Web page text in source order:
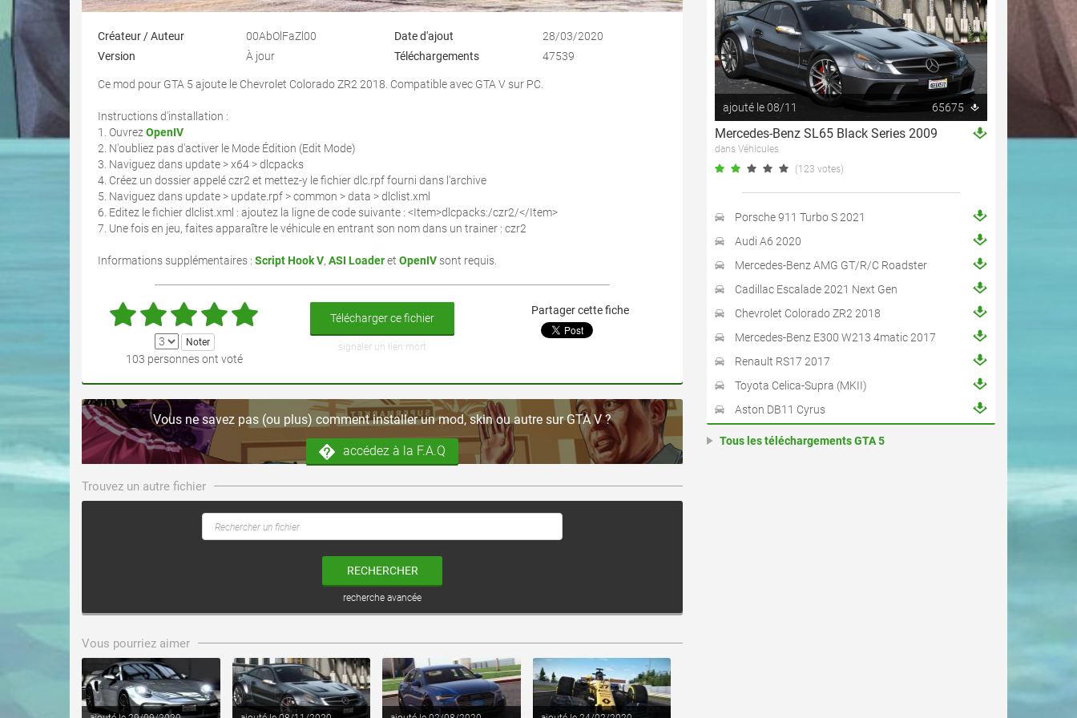
Créateur / Auteur 00AbOlFaZl00 Date d'ajout
28/03/2020
Version
À jour Téléchargements 47539
Ce mod pour GTA 5 ajoute le Chevrolet Colorado ZR2 2018. Compatible avec GTA V sur PC.
Instructions d'installation :
1. Ouvrez OpenIV
2. N'oubliez pas d'activer le Mode Édition (Edit Mode)
3. Naviguez dans update > x64 > dlcpacks
4. Créez un dossier appelé czr2 et mettez-y le fichier dlc.rpf fourni dans l'archive
5. Naviguez dans update > update.rpf > common > data > dlclist.xml
6. Editez le fichier dlclist.xml : ajoutez la ligne de code suivante : <Item>dlcpacks:/czr2/</Item>
7. Une fois en jeu, faites apparaître le véhicule en entrant son nom dans un trainer : czr2
Informations supplémentaires : Script Hook V, ASI Loaderet OpenIV sont requis.
103 personnes ont voté
Télécharger ce fichier
signaler un lien mort
Partager cette fiche
Vous ne savez pas (ou plus) comment installer un mod, skin ou autre sur GTA V ?
accédez à la F.A.Q
Trouvez un autre fichier
RECHERCHER
recherche avancée
Vous pourriez aimer
ajouté le 08/11 65675
Mercedes-Benz SL65 Black Series 2009
dans Véhicules
(123 votes)
Porsche 911 Turbo S 2021
Audi A6 2020
Mercedes-Benz AMG GT/R/C Roadster
Cadillac Escalade 2021 Next Gen
Chevrolet Colorado ZR2 2018
Mercedes-Benz E300 W213 4matic 2017
Renault RS17 2017
Toyota Celica-Supra (MKII)
Aston DB11 Cyrus
Tous les téléchargements GTA 5